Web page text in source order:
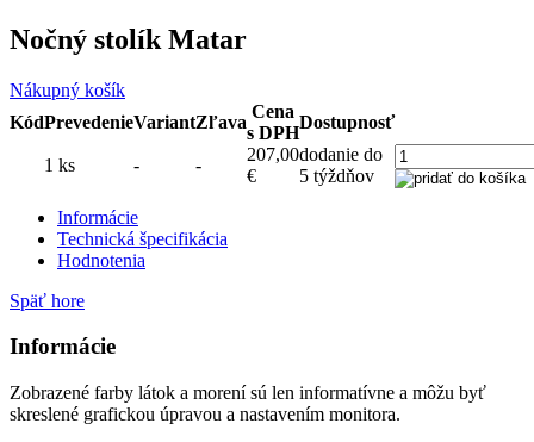
Nočný stolík Matar
Nákupný košík
KódPrevedenieVariantZľava
Cena
s DPH
Dostupnosť
1 ks - -
207,00
€
dodanie do
5 týždňov
Informácie
Technická špecifikácia
Hodnotenia
Späť hore
Informácie
Zobrazené farby látok a morení sú len informatívne a môžu byť
skreslené grafickou úpravou a nastavením monitora.